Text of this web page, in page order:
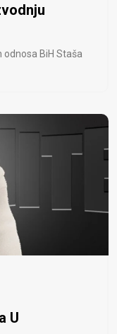
BiH Staša
U